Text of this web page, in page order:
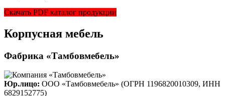
Скачать PDF каталог продукции
Корпусная мебель
Фабрика «Тамбовмебель»
Юр.лицо: ООО «Тамбовмебель» (ОГРН 1196820010309, ИНН
6829152775)